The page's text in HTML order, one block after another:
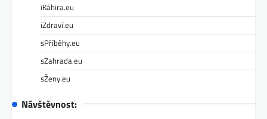
iKáhira.eu
iZdraví.eu
sPříběhy.eu
sZahrada.eu
sŽeny.eu
Návštěvnost: